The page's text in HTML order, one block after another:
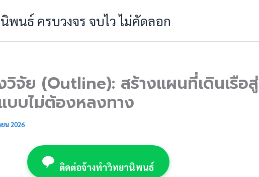
นธ์ ครบวงจร จบไว ไม่คัดลอก
วิจัย (Outline): สร้างแผนที่เดินเรือสู่
บบไม่ต้องหลงทาง
น 2026
ติดต่อจ้างทำวิทยานิพนธ์